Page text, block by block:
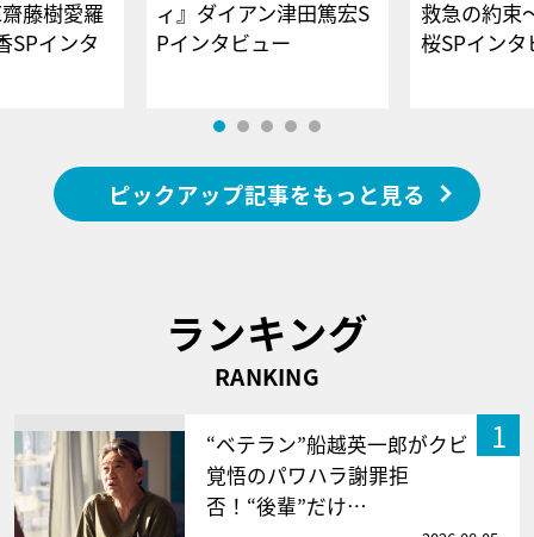
藤樹愛羅
SPインタ
ィ』ダイアン津田篤宏S
Pインタビュー
救急の約束
桜SPイ
ピックアップ記事をもっと見る
ランキング
RANKING
1
“ベテラン”船越英一郎がクビ
覚悟のパワハラ謝罪拒
否！“後輩”だけ…